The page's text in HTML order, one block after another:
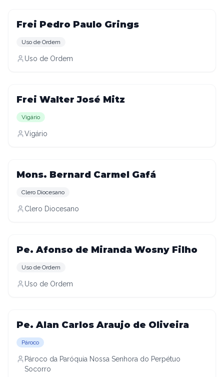
Frei Pedro Paulo Grings
Uso de Ordem
Uso de Ordem
Frei Walter José Mitz
Vigário
Vigário
Mons. Bernard Carmel Gafá
Clero Diocesano
Clero Diocesano
Pe. Afonso de Miranda Wosny Filho
Uso de Ordem
Uso de Ordem
Pe. Alan Carlos Araujo de Oliveira
Pároco
Pároco da Paróquia Nossa Senhora do Perpétuo
Socorro